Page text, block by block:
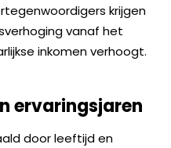
krijgen
vanaf het
inkomen verhoogt.
ervaringsjaren
door leeftijd en